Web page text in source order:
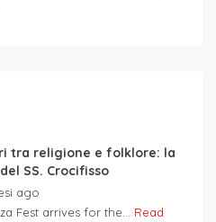
tra religione e folklore: la
SS. Crocifisso
ago
Fest arrives for the... Read